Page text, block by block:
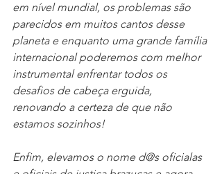
em nível mundial, os problemas são
parecidos em muitos cantos desse
planeta e enquanto uma grande família
internacional poderemos com melhor
instrumental enfrentar todos os
desafios de cabeça erguida,
renovando a certeza de que não
estamos sozinhos!
Enfim, elevamos o nome d@s oficialas